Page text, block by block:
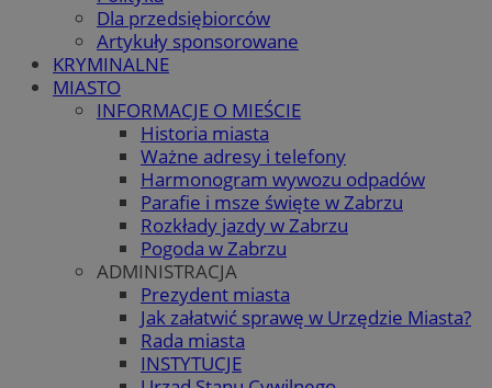
Dla przedsiębiorców
Artykuły sponsorowane
KRYMINALNE
MIASTO
INFORMACJE O MIEŚCIE
Historia miasta
Ważne adresy i telefony
Harmonogram wywozu odpadów
Parafie i msze święte w Zabrzu
Rozkłady jazdy w Zabrzu
Pogoda w Zabrzu
ADMINISTRACJA
Prezydent miasta
Jak załatwić sprawę w Urzędzie Miasta?
Rada miasta
INSTYTUCJE